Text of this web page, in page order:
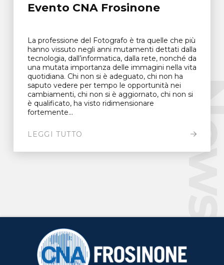
Evento CNA Frosinone
La professione del Fotografo è tra quelle che più
hanno vissuto negli anni mutamenti dettati dalla
tecnologia, dall’informatica, dalla rete, nonché da
una mutata importanza delle immagini nella vita
quotidiana. Chi non si è adeguato, chi non ha
saputo vedere per tempo le opportunità nei
cambiamenti, chi non si è aggiornato, chi non si
è qualificato, ha visto ridimensionare
fortemente...
LEGGI TUTTO